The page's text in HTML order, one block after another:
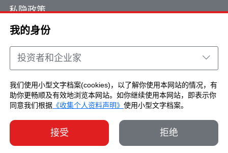
我的身份
投资者和企业家
我们使用小型文字档案(cookies)，以了解你使用本网站的情况，有
助你更畅顺及有效地浏览本网站。如你继续使用本网站，即表示你
同意我们根据 《收集个人资料声明》 使用小型文字档案。
接受 拒绝
私隐政策
使用小型文字档案
网页指南
联络我们
Copyright © Brand Hong Kong. All Rights
Reserved.